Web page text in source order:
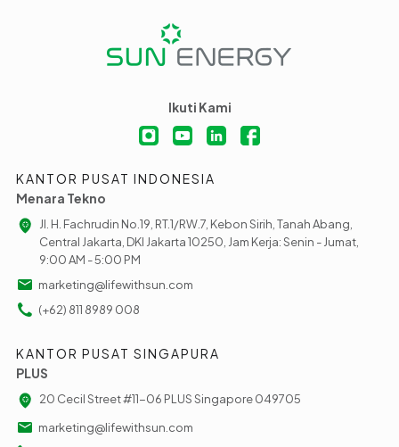
Ikuti Kami
KANTOR PUSAT INDONESIA
Menara Tekno
Jl. H. Fachrudin No.19, RT.1/RW.7, Kebon Sirih, Tanah Abang,
Central Jakarta, DKI Jakarta 10250, Jam Kerja: Senin - Jumat,
9:00 AM - 5:00 PM
marketing@lifewithsun.com
(+62) 811 8989 008
KANTOR PUSAT SINGAPURA
PLUS
20 Cecil Street #11-06 PLUS Singapore 049705
marketing@lifewithsun.com